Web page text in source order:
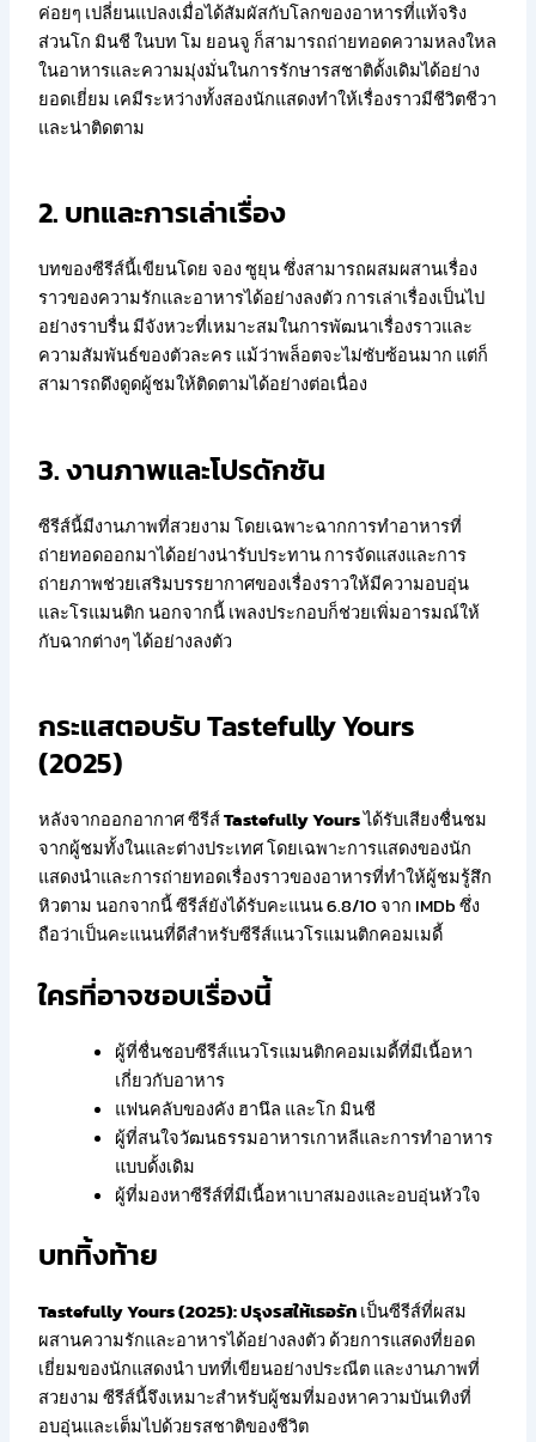
ค่อยๆ เปลี่ยนแปลงเมื่อได้สัมผัสกับโลกของอาหารที่แท้จริง
ส่วนโก มินชี ในบท โม ยอนจู ก็สามารถถ่ายทอดความหลงใหล
ในอาหารและความมุ่งมั่นในการรักษารสชาติดั้งเดิมได้อย่าง
ยอดเยี่ยม เคมีระหว่างทั้งสองนักแสดงทำให้เรื่องราวมีชีวิตชีวา
และน่าติดตาม
2. บทและการเล่าเรื่อง
บทของซีรีส์นี้เขียนโดย จอง ซูยุน ซึ่งสามารถผสมผสานเรื่อง
ราวของความรักและอาหารได้อย่างลงตัว การเล่าเรื่องเป็นไป
อย่างราบรื่น มีจังหวะที่เหมาะสมในการพัฒนาเรื่องราวและ
ความสัมพันธ์ของตัวละคร แม้ว่าพล็อตจะไม่ซับซ้อนมาก แต่ก็
สามารถดึงดูดผู้ชมให้ติดตามได้อย่างต่อเนื่อง
3. งานภาพและโปรดักชัน
ซีรีส์นี้มีงานภาพที่สวยงาม โดยเฉพาะฉากการทำอาหารที่
ถ่ายทอดออกมาได้อย่างน่ารับประทาน การจัดแสงและการ
ถ่ายภาพช่วยเสริมบรรยากาศของเรื่องราวให้มีความอบอุ่น
และโรแมนติก นอกจากนี้ เพลงประกอบก็ช่วยเพิ่มอารมณ์ให้
กับฉากต่างๆ ได้อย่างลงตัว
กระแสตอบรับ Tastefully Yours
(2025)
หลังจากออกอากาศ ซีรีส์Tastefully Yoursได้รับเสียงชื่นชม
จากผู้ชมทั้งในและต่างประเทศ โดยเฉพาะการแสดงของนัก
แสดงนำและการถ่ายทอดเรื่องราวของอาหารที่ทำให้ผู้ชมรู้สึก
หิวตาม นอกจากนี้ ซีรีส์ยังได้รับคะแนน 6.8/10 จาก IMDb ซึ่ง
ถือว่าเป็นคะแนนที่ดีสำหรับซีรีส์แนวโรแมนติกคอมเมดี้
ใครที่อาจชอบเรื่องนี้
ผู้ที่ชื่นชอบซีรีส์แนวโรแมนติกคอมเมดี้ที่มีเนื้อหา
เกี่ยวกับอาหาร
แฟนคลับของคัง ฮานึล และโก มินชี
ผู้ที่สนใจวัฒนธรรมอาหารเกาหลีและการทำอาหาร
แบบดั้งเดิม
ผู้ที่มองหาซีรีส์ที่มีเนื้อหาเบาสมองและอบอุ่นหัวใจ
บททิ้งท้าย
Tastefully Yours (2025): ปรุงรสให้เธอรักเป็นซีรีส์ที่ผสม
ผสานความรักและอาหารได้อย่างลงตัว ด้วยการแสดงที่ยอด
เยี่ยมของนักแสดงนำ บทที่เขียนอย่างประณีต และงานภาพที่
สวยงาม ซีรีส์นี้จึงเหมาะสำหรับผู้ชมที่มองหาความบันเทิงที่
อบอุ่นและเต็มไปด้วยรสชาติของชีวิต